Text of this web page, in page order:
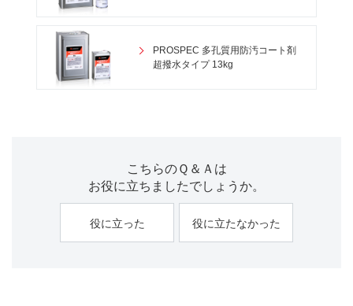
PROSPEC 多孔質用防汚コート剤
超撥水タイプ 13kg
こちらのＱ＆Ａは
お役に立ちましたでしょうか。
役に立った 役に立たなかった